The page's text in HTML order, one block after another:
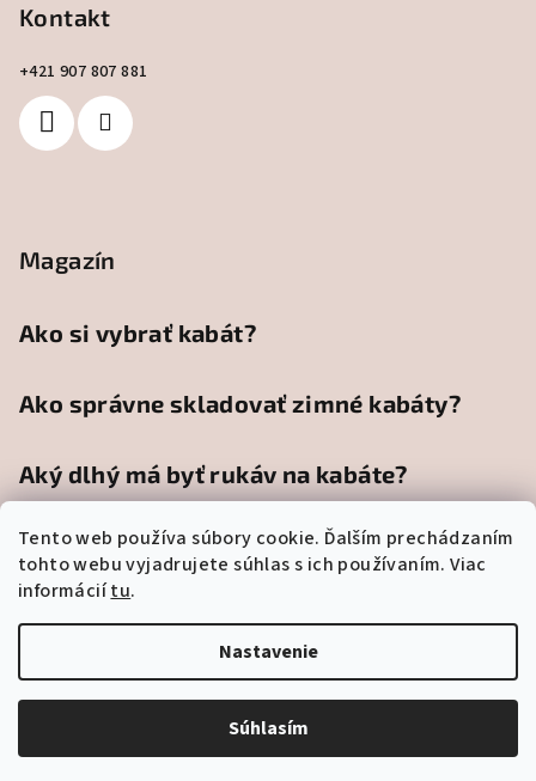
Tento web používa súbory cookie. Ďalším prechádzaním
tohto webu vyjadrujete súhlas s ich používaním. Viac
informáciítu.
Nastavenie
Súhlasím
Kontakt
+421 907 807 881
Magazín
Ako si vybrať kabát?
Ako správne skladovať zimné kabáty?
Aký dlhý má byť rukáv na kabáte?
Facebook
Vytvoril Shoptet